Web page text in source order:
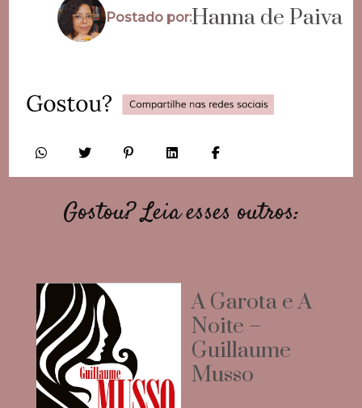
Postado por:Hanna de Paiva
Gostou? Leia esses outros:
A Garota e A
Noite –
Guillaume
Musso